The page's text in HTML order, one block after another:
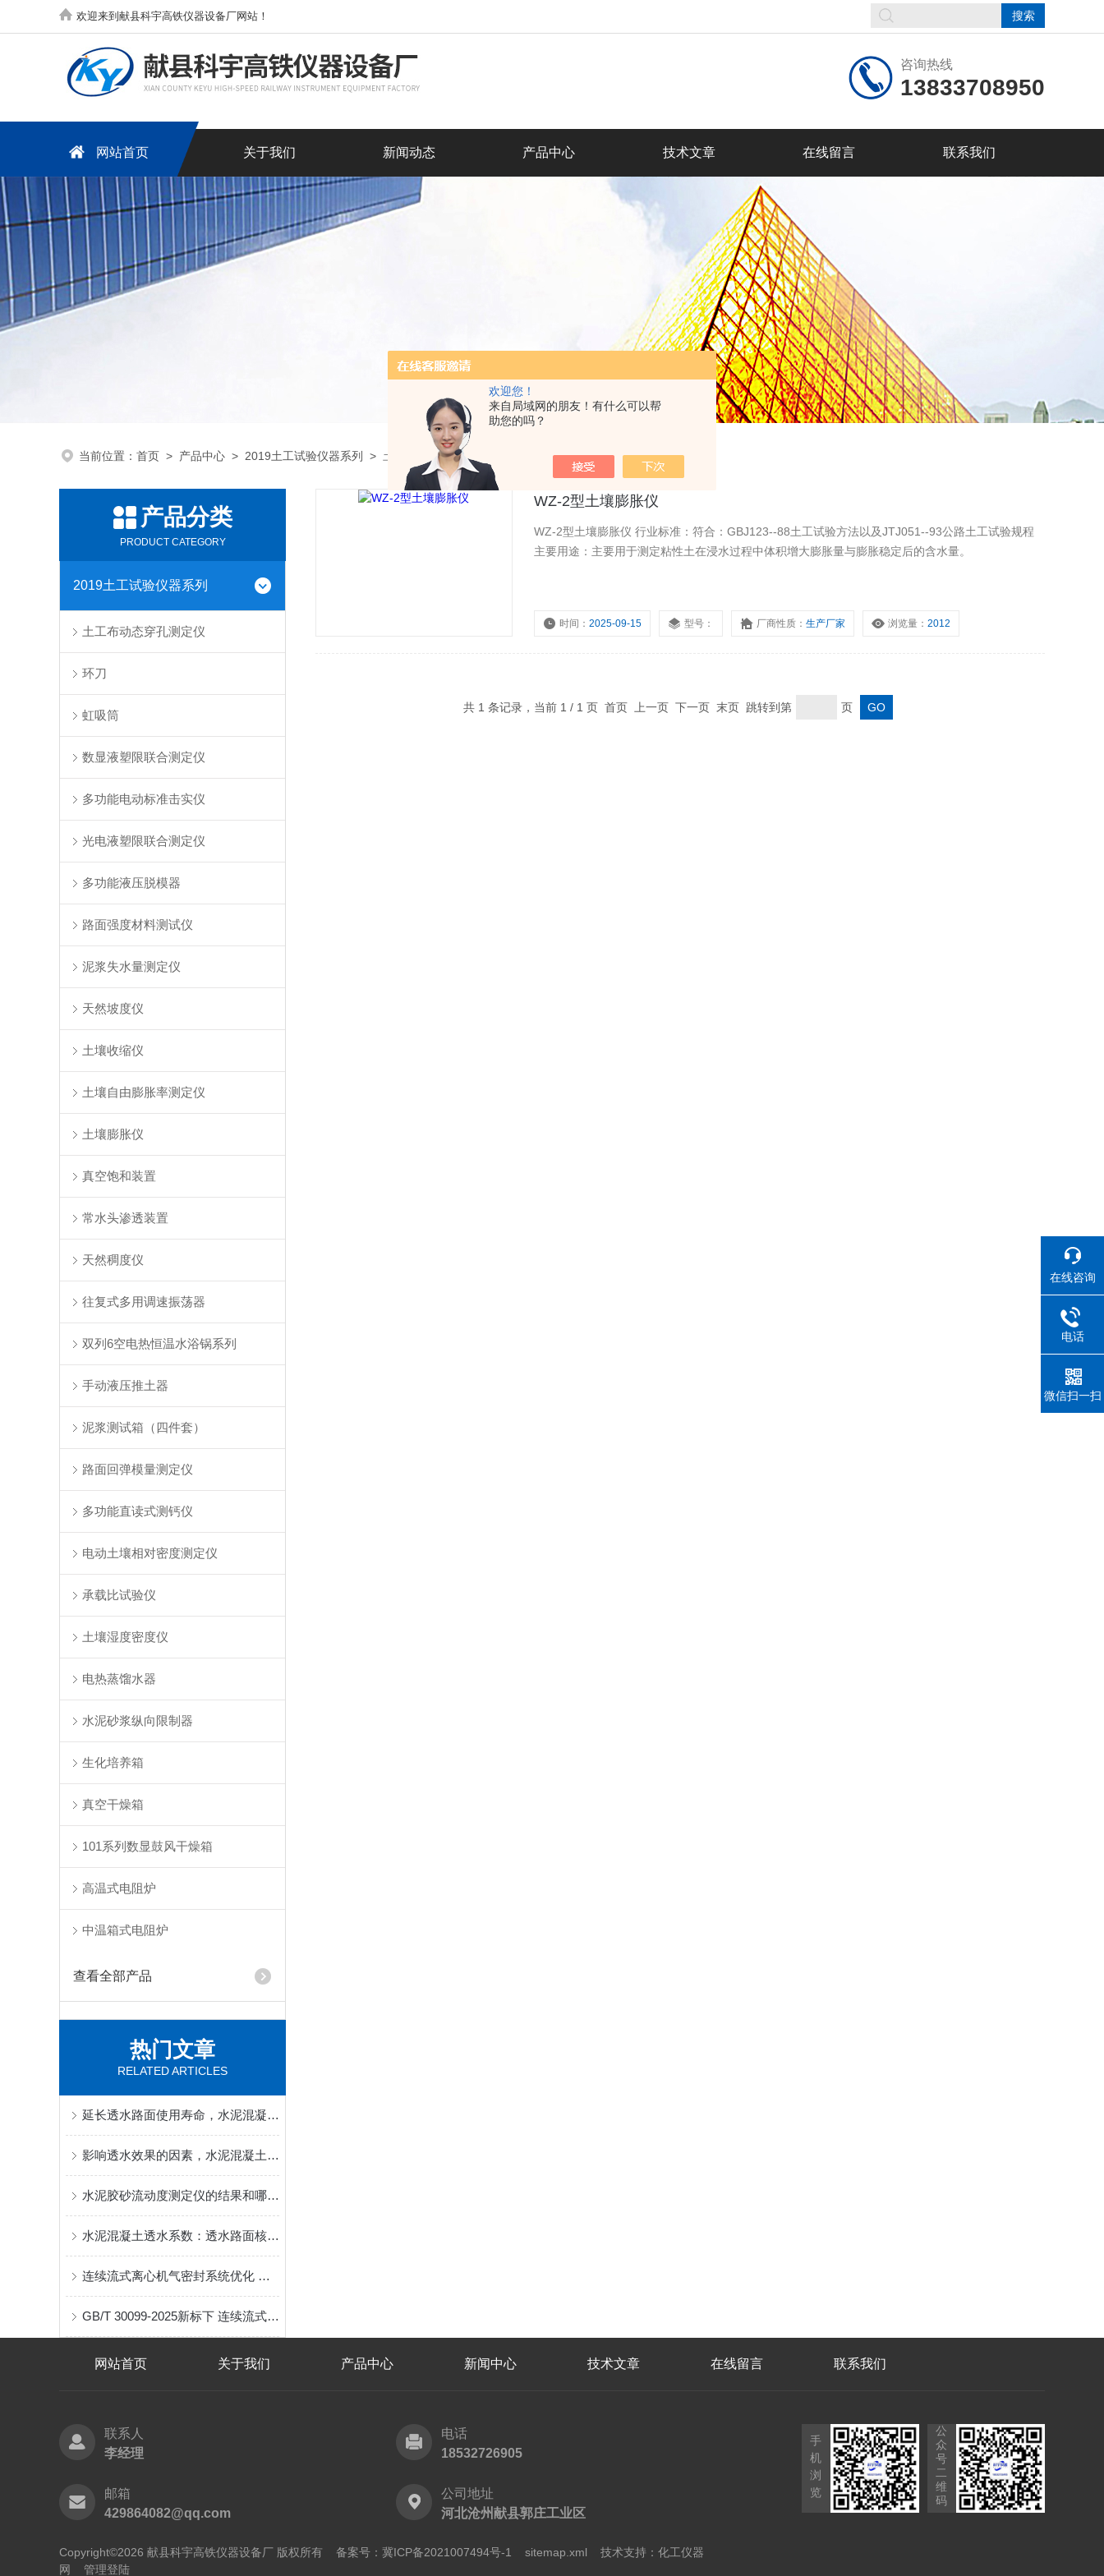
欢迎您！
来自局域网的朋友！有什么可以帮
助您的吗？
欢迎来到献县科宇高铁仪器设备厂网站！
咨询热线
13833708950
网站首页 关于我们 新闻动态 产品中心 技术文章 在线留言 联系我们
当前位置： 首页 > 产品中心 > 2019土工试验仪器系列 > 土壤膨胀仪
产品分类
PRODUCT CATEGORY
2019土工试验仪器系列
土工布动态穿孔测定仪
环刀
虹吸筒
数显液塑限联合测定仪
多功能电动标准击实仪
光电液塑限联合测定仪
多功能液压脱模器
路面强度材料测试仪
泥浆失水量测定仪
天然坡度仪
土壤收缩仪
土壤自由膨胀率测定仪
土壤膨胀仪
真空饱和装置
常水头渗透装置
天然稠度仪
往复式多用调速振荡器
双列6空电热恒温水浴锅系列
手动液压推土器
泥浆测试箱（四件套）
路面回弹模量测定仪
多功能直读式测钙仪
电动土壤相对密度测定仪
承载比试验仪
土壤湿度密度仪
电热蒸馏水器
水泥砂浆纵向限制器
生化培养箱
真空干燥箱
101系列数显鼓风干燥箱
高温式电阻炉
中温箱式电阻炉
查看全部产品
热门文章
RELATED ARTICLES
延长透水路面使用寿命，水泥混凝土透水系数现场复检技巧
影响透水效果的因素，水泥混凝土透水系数高低成因分析
水泥胶砂流动度测定仪的结果和哪些方面有关
水泥混凝土透水系数：透水路面核心性能指标检测方法详解
连续流式离心机气密封系统优化 满足高洁净/有毒介质工况新标要求
GB/T 30099-2025新标下 连续流式离心机转鼓动平衡校验的技术规范与实操要点
WZ-2型土壤膨胀仪
WZ-2型土壤膨胀仪 行业标准：符合：GBJ123--88土工试验方法以及JTJ051--93公路土工试验规程
主要用途：主要用于测定粘性土在浸水过程中体积增大膨胀量与膨胀稳定后的含水量。
时间：2025-09-15 型号： 厂商性质：生产厂家 浏览量：2012
共 1 条记录，当前 1 / 1 页 首页 上一页 下一页 末页 跳转到第 页
网站首页 关于我们 产品中心 新闻中心 技术文章 在线留言 联系我们
联系人
李经理
电话
18532726905
邮箱
429864082@qq.com
公司地址
河北沧州献县郭庄工业区
手
机
浏
览
公
众
号
二
维
码
Copyright©2026 献县科宇高铁仪器设备厂 版权所有 备案号： 冀ICP备2021007494号-1 sitemap.xml 技术支持： 化工仪器
网
管理登陆
在线咨询
电话
微信扫一扫